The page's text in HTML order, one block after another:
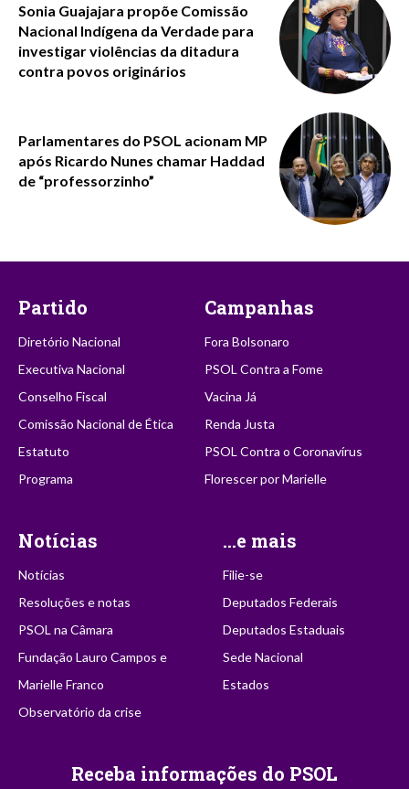
Sonia Guajajara propõe Comissão
Nacional Indígena da Verdade para
investigar violências da ditadura
contra povos originários
Parlamentares do PSOL acionam MP
após Ricardo Nunes chamar Haddad
de “professorzinho”
Partido
Diretório Nacional
Executiva Nacional
Conselho Fiscal
Comissão Nacional de Ética
Estatuto
Programa
Campanhas
Fora Bolsonaro
PSOL Contra a Fome
Vacina Já
Renda Justa
PSOL Contra o Coronavírus
Florescer por Marielle
Notícias
Notícias
Resoluções e notas
PSOL na Câmara
Fundação Lauro Campos e
Marielle Franco
Observatório da crise
...e mais
Filie-se
Deputados Federais
Deputados Estaduais
Sede Nacional
Estados
Receba informações do PSOL